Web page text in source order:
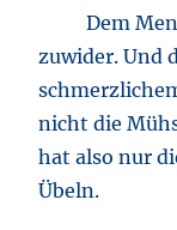
Dem
zuwider. Und
nicht die
hat also nur
Übeln.